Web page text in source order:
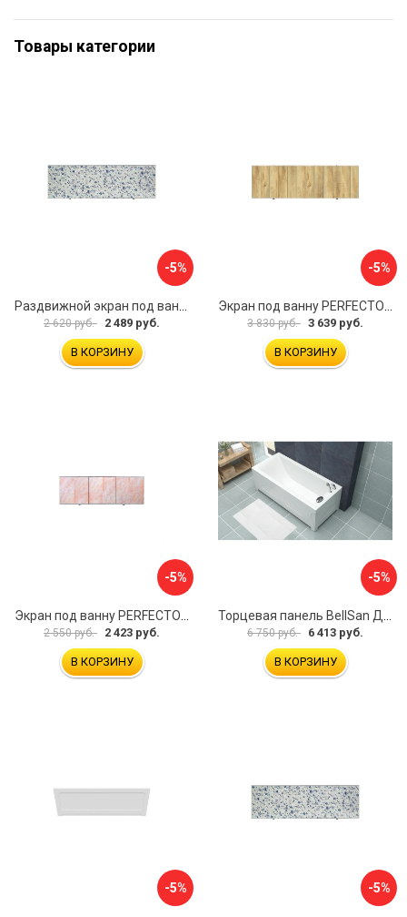
Товары категории
-5%
2 620 руб. 2 489 руб.
В КОРЗИНУ
-5%
3 830 руб. 3 639 руб.
В КОРЗИНУ
-5%
Экран под ванну PERFECTO LINEA 36-000157
2 550 руб. 2 423 руб.
В КОРЗИНУ
-5%
Торцевая панель BellSan Даниелла 4627171531049
6 750 руб. 6 413 руб.
В КОРЗИНУ
-5% -5%